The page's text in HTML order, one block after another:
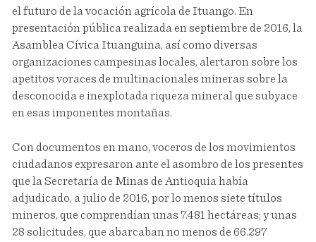
el futuro de la vocación agrícola de Ituango. En
presentación pública realizada en septiembre de 2016, la
Asamblea Cívica Ituanguina, así como diversas
organizaciones campesinas locales, alertaron sobre los
apetitos voraces de multinacionales mineras sobre la
desconocida e inexplotada riqueza mineral que subyace
en esas imponentes montañas.
Con documentos en mano, voceros de los movimientos
ciudadanos expresaron ante el asombro de los presentes
que la Secretaría de Minas de Antioquia había
adjudicado, a julio de 2016, por lo menos siete títulos
mineros, que comprendían unas 7.481 hectáreas; y unas
28 solicitudes, que abarcaban no menos de 66.297